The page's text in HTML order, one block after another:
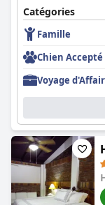
Catégories
Famille
Chien Accepté
Voyage